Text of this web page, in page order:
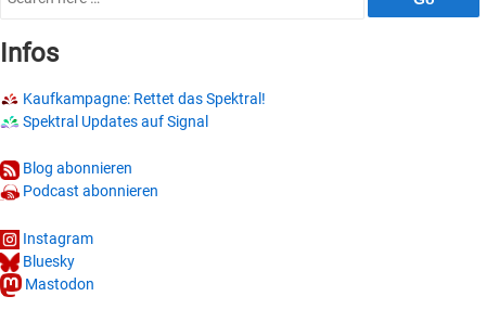
Infos
Kaufkampagne: Rettet das Spektral!
Spektral Updates auf Signal
Blog abonnieren
Podcast abonnieren
Instagram
Bluesky
Mastodon